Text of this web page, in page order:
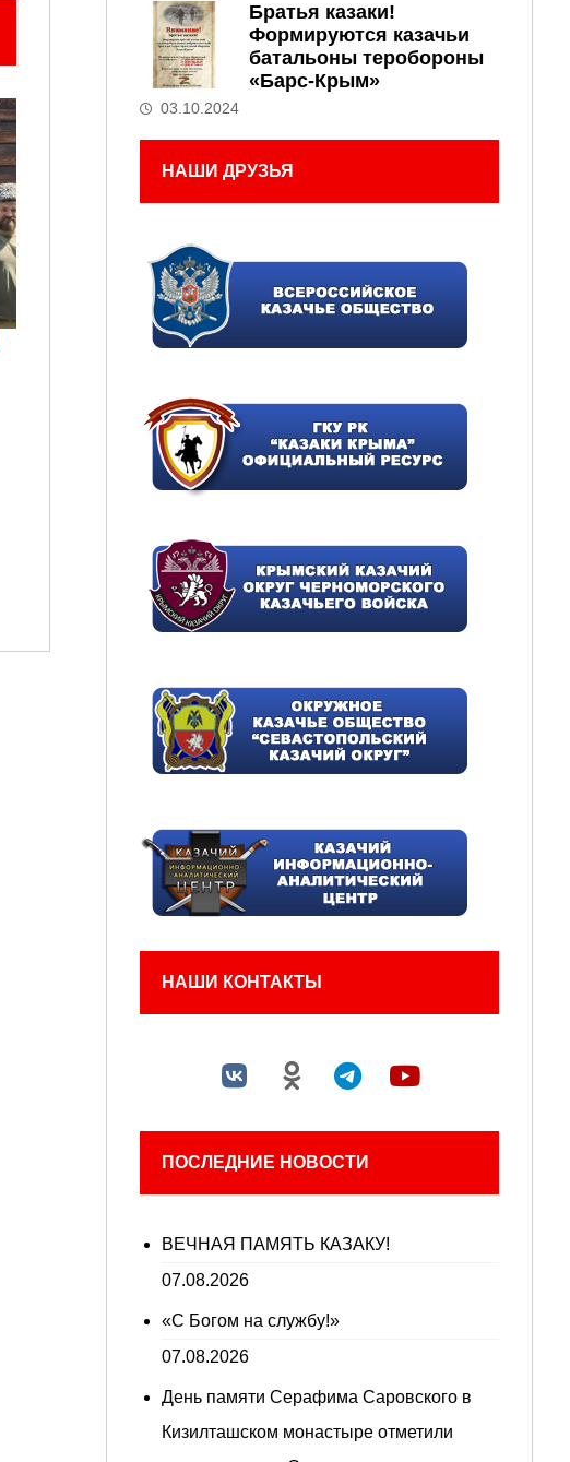
Братья казаки!
Формируются казачьи
батальоны теробороны
«Барс-Крым»
03.10.2024
НАШИ ДРУЗЬЯ
НАШИ КОНТАКТЫ
ПОСЛЕДНИЕ НОВОСТИ
ВЕЧНАЯ ПАМЯТЬ КАЗАКУ!
07.08.2026
«С Богом на службу!»
07.08.2026
День памяти Серафима Саровского в
Кизилташском монастыре отметили